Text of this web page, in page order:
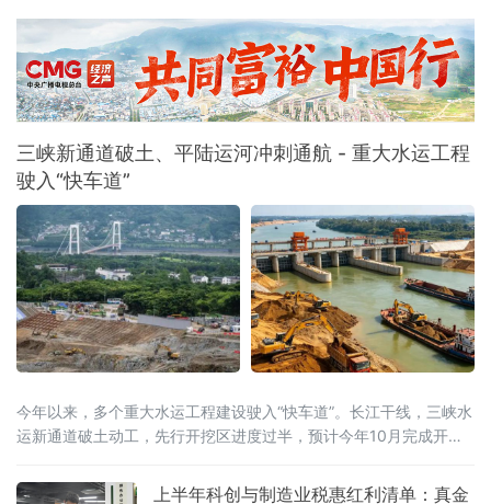
（2026—2030年）》，明确到2030年全产业链规模达1.5万亿元的
目标，《扩大消费“十五五”规划》更是将茶叶列为历史经典产业；桐
柏茶产业深度契合国家
三峡新通道破土、平陆运河冲刺通航 - 重大水运工程
驶入“快车道”
今年以来，多个重大水运工程建设驶入“快车道”。长江干线，三峡水
运新通道破土动工，先行开挖区进度过半，预计今年10月完成开挖
航冲刺；东海之滨，长江口南槽航道治理二期工程开工建设，建成
上半年科创与制造业税惠红利清单：真金